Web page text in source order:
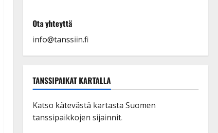
Ota yhteyttä
info@tanssiin.fi
TANSSIPAIKAT KARTALLA
Katso kätevästä kartasta Suomen
tanssipaikkojen sijainnit.